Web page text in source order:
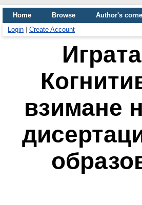
Home Browse Author's
Login
Create Account
взимане